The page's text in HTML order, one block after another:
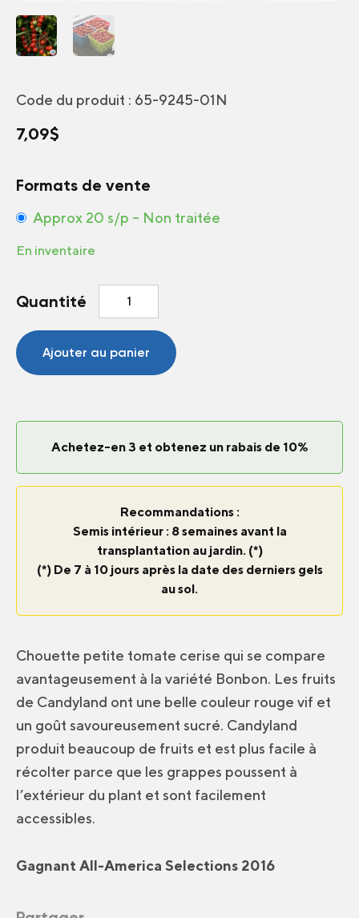
Code du produit : 65-9245-01N
7,09$
Formats de vente
Approx 20 s/p – Non traitée
En inventaire
Quantité
quantité
Tomate
Candyland
Ajouter au panier
Achetez-en 3 et obtenez un rabais de 10%
Recommandations :
Semis intérieur : 8 semaines avant la
transplantation au jardin. (*)
(*) De 7 à 10 jours après la date des derniers gels
au sol.
Chouette petite tomate cerise qui se compare
avantageusement à la variété Bonbon. Les fruits
de Candyland ont une belle couleur rouge vif et
un goût savoureusement sucré. Candyland
produit beaucoup de fruits et est plus facile à
récolter parce que les grappes poussent à
l’extérieur du plant et sont facilement
accessibles.
Gagnant All-America Selections 2016